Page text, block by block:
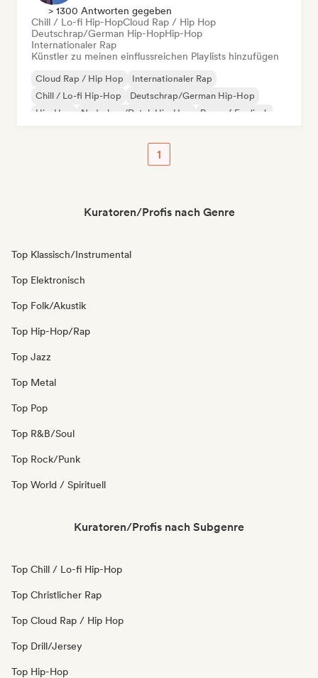
> 1300 Antworten gegeben
Chill / Lo-fi Hip-HopCloud Rap / Hip Hop
Deutschrap/German Hip-HopHip-Hop
Internationaler Rap
Künstler zu meinen einflussreichen Playlists hinzufügen
Cloud Rap / Hip Hop
Internationaler Rap
Chill / Lo-fi Hip-Hop
Deutschrap/German Hip-Hop
Hip-Hop
Nederhop/Dutch Hip-Hop
Rap auf Englisch
1
Kuratoren/Profis nach Genre
Top Klassisch/Instrumental
Top Elektronisch
Top Folk/Akustik
Top Hip-Hop/Rap
Top Jazz
Top Metal
Top Pop
Top R&B/Soul
Top Rock/Punk
Top World / Spirituell
Kuratoren/Profis nach Subgenre
Top Chill / Lo-fi Hip-Hop
Top Christlicher Rap
Top Cloud Rap / Hip Hop
Top Drill/Jersey
Top Hip-Hop